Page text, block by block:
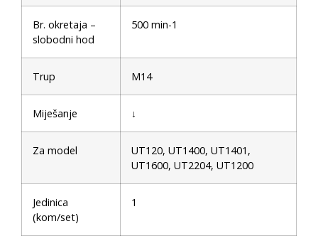
Br. okretaja –
slobodni hod
500 min-1
Trup M14
Miješanje ↓
Za model
UT120, UT1400, UT1401,
UT1600, UT2204, UT1200
Jedinica
(kom/set)
1